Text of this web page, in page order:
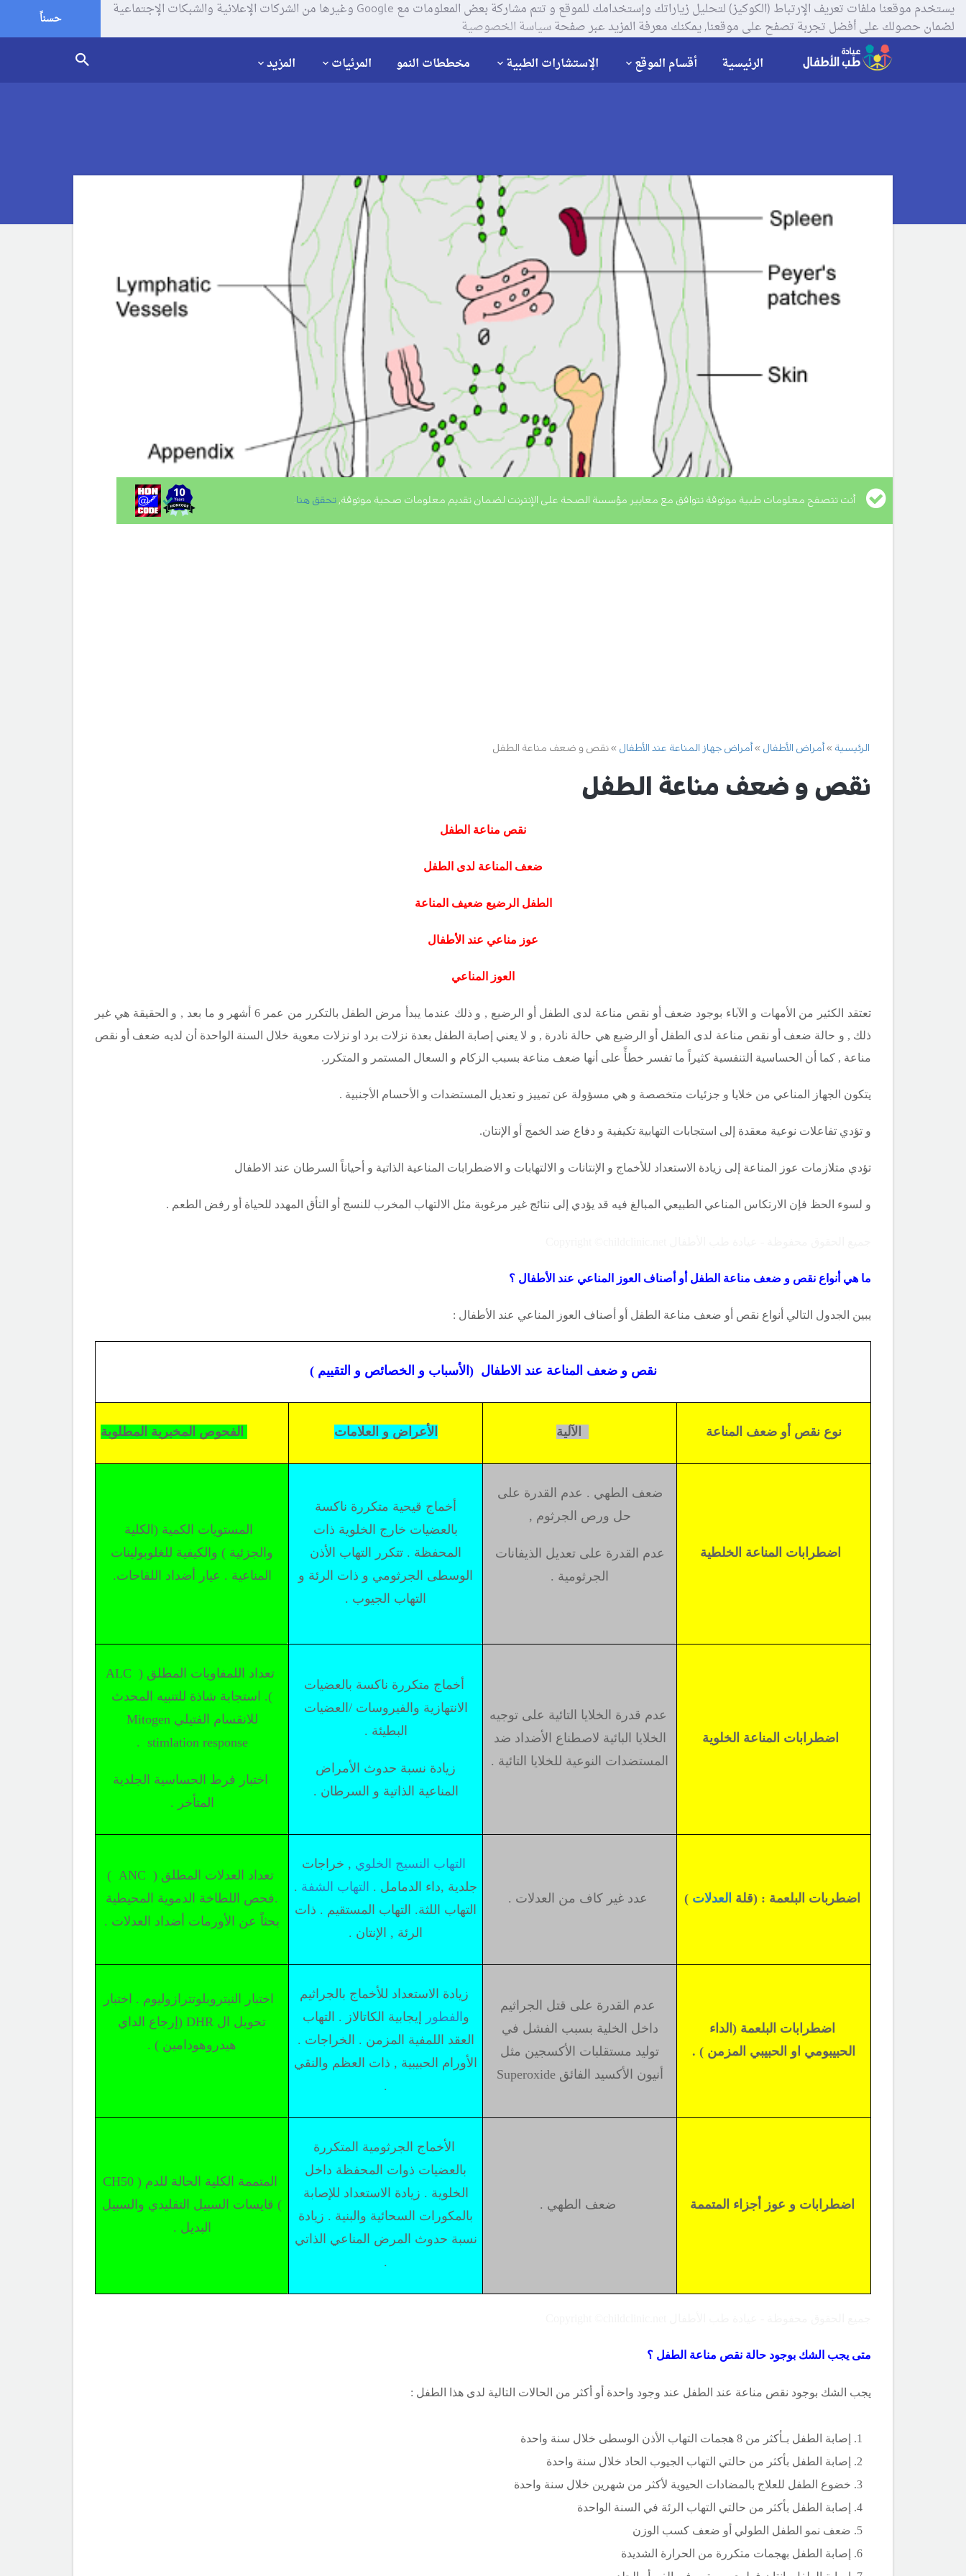
يستخدم موقعنا ملفات تعريف الإرتباط (الكوكيز) لتحليل زياراتك وإستخدامك للموقع و تتم مشاركة بعض المعلومات مع Google وغيرها من الشركات الإعلانية والشبكات الإجتماعية
لضمان حصولك على أفضل تجربة تصفح على موقعنا, يمكنك معرفة المزيد عبر صفحةسياسة الخصوصية حسناً
الرئيسية أقسام الموقع الإستشارات الطبية مخططات النمو المرئيات المزيد
أنت تتصفح معلومات طبية موثوقة تتوافق مع معايير مؤسسة الصحة على الإنترنت لضمان تقديم معلومات صحية موثوقة, تحقق هنا.
الرئيسية أمراض الأطفال أمراض جهاز المناعة عند الأطفال نقص و ضعف مناعة الطفل
نقص و ضعف مناعة الطفل
نقص مناعة الطفل
ضعف المناعة لدى الطفل
الطفل الرضيع ضعيف المناعة
عوز مناعي عند الأطفال
العوز المناعي
تعتقد الكثير من الأمهات و الآباء بوجود ضعف أو نقص مناعة لدى الطفل أو الرضيع , و ذلك عندما يبدأ مرض الطفل بالتكرر من عمر 6 أشهر و ما بعد , و الحقيقة هي غير
ذلك , و حالة ضعف أو نقص مناعة لدى الطفل أو الرضيع هي حالة نادرة , و لا يعني إصابة الطفل بعدة نزلات برد او نزلات معوية خلال السنة الواحدة أن لديه ضعف أو نقص
مناعة , كما أن الحساسية التنفسية كثيراً ما تفسر خطأً على أنها ضعف مناعة بسبب الزكام و السعال المستمر و المتكرر.
يتكون الجهاز المناعي من خلايا و جزئيات متخصصة و هي مسؤولة عن تمييز و تعديل المستضدات و الأحسام الأجنبية .
و تؤدي تفاعلات نوعية معقدة إلى استجابات التهابية تكيفية و دفاع ضد الخمج أو الإنتان.
تؤدي متلازمات عوز المناعة إلى زيادة الاستعداد للأخماج و الإنتانات و الالتهابات و الاضطرابات المناعية الذاتية و أحياناً السرطان عند الاطفال
و لسوء الحظ فإن الارتكاس المناعي الطبيعي المبالغ فيه قد يؤدي إلى نتائج غير مرغوبة مثل الالتهاب المخرب للنسج أو التأق المهدد للحياة أو رفض الطعم .
ما هي أنواع نقص و ضعف مناعة الطفل أو أصناف العوز المناعي عند الأطفال ؟
يبين الجدول التالي أنواع نقص أو ضعف مناعة الطفل أو أصناف العوز المناعي عند الأطفال :
نقص و ضعف المناعة عند الاطفال (الأسباب و الخصائص و التقييم )
نوع نقص أو ضعف المناعة الآلية الأعراض و العلامات الفحوص المخبرية المطلوبة
اضطرابات المناعة الخلطية
ضعف الطهي . عدم القدرة على
حل ورص الجرثوم ,
عدم القدرة على تعديل الذيفانات
الجرثومية .
أخماج قيحية متكررة ناكسة
بالعضيات خارج الخلوية ذات
المحفظة . تتكرر التهاب الأذن
الوسطى الجرثومي و ذات الرئة و
التهاب الجيوب .
المستويات الكمية (الكلية
والجزئية ) والكيفية للغلوبولينات
المناعية . عيار أضداد اللقاحات.
اضطرابات المناعة الخلوية
عدم قدرة الخلايا التائية على توجيه
الخلايا البائية لاصطناع الأضداد ضد
المستضدات النوعية للخلايا التائية .
أخماج متكررة ناكسة بالعضيات
الانتهازية والفيروسات /العضيات
البطيئة .
زيادة نسبة حدوث الأمراض
المناعية الذاتية و السرطان .
تعداد اللمفاويات المطلق ( ALC
). استجابة شاذة للتنبيه المحدث
للانقسام الفتيليMitogen
stimlation response
.
اختبار فرط الحساسية الجلدية
المتأخر .
اضطربات البلعمة : (قلة العدلات ) عدد غير كاف من العدلات .
التهاب النسيج الخلوي , خراجات
جلدية ,داء الدمامل . التهاب الشفة .
التهاب اللثة. التهاب المستقيم . ذات
الرئة , الإنتان .
تعداد العدلات المطلق ( ANC
)
.فحص اللطاخة الدموية المحيطية
بحثاً عن الأورمات أضداد العدلات .
اضطرابات البلعمة (الداء
الحبيبومي او الحبيبي المزمن ) .
عدم القدرة على قتل الجراثيم
داخل الخلية بسبب الفشل في
توليد مستقلبات الأكسجين مثل
أنيون الأكسيد الفائقSuperoxide
زيادة الاستعداد للأخماج بالجراثيم
و الفطور
إيجابية الكاتالاز . التهاب
العقد اللمفية المزمن . الخراجات .
الأورام الحبيبية , ذات العظم والنقي
.
اختبار النيتروبلوتترازوليوم . اختبار
تحويل ال DHR (إرجاع الداي
هيدروهودامين ) .
اضطرابات و عوز أجزاء المتممة ضعف الطهي .
الأخماج الجرثومية المتكررة
بالعضيات ذوات المحفظة داخل
الخلوية . زيادة الاستعداد للإصابة
بالمكورات السحائية والبنية . زيادة
نسبة حدوث المرض المناعي الذاتي
.
المتممة الكلية الحالة للدم ( CH50
) قايسات السبيل التقليدي والسبيل
البديل .
متى يجب الشك بوجود حالة نقص مناعة الطفل ؟
يجب الشك بوجود نقص مناعة عند الطفل عند وجود واحدة أو أكثر من الحالات التالية لدى هذا الطفل :